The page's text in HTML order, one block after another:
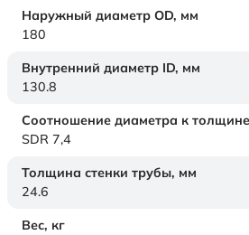
Наружный диаметр OD, мм
180
Внутренний диаметр ID, мм
130.8
Соотношение диаметра к толщине
SDR 7,4
Толщина стенки трубы, мм
24.6
Вес, кг